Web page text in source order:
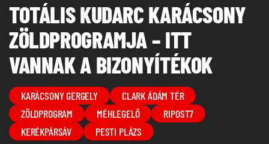
TOTÁLIS KUDARC KARÁCSONY
ZÖLDPROGRAMJA – ITT
VANNAK A BIZONYÍTÉKOK
KARÁCSONY GERGELY
CLARK ÁDÁM TÉR
ZÖLDPROGRAM
MÉHLEGELŐ
RIPOST7
KERÉKPÁRSÁV
PESTI PLÁZS